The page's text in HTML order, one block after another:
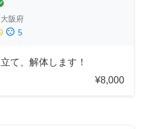
大阪府
sentiment_dissatisfied 5
て、解体します！
¥8,000